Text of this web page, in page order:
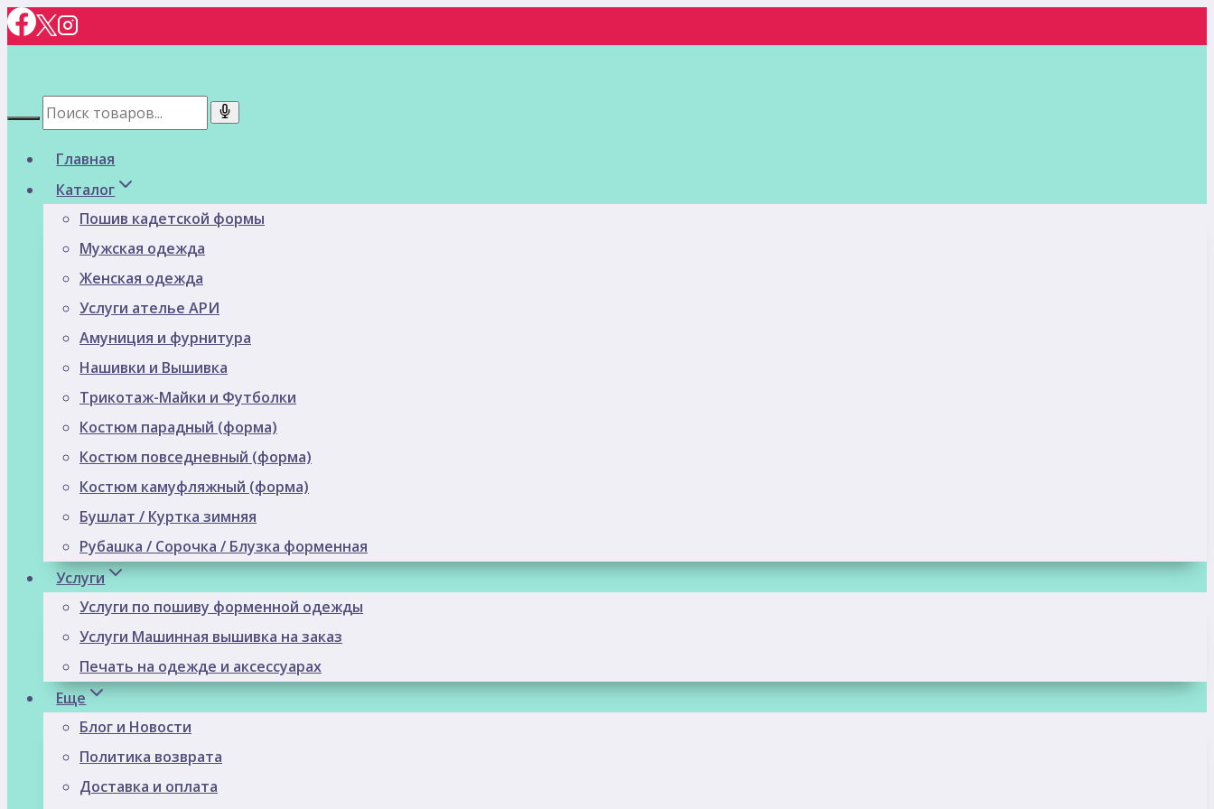
Перейти
к
Главная
Каталог
Пошив кадетской формы
Мужская одежда
Женская одежда
Услуги ателье АРИ
Амуниция и фурнитура
Нашивки и Вышивка
Трикотаж-Майки и Футболки
Костюм парадный (форма)
Костюм повседневный (форма)
Костюм камуфляжный (форма)
Бушлат / Куртка зимняя
Рубашка / Сорочка / Блузка форменная
Услуги
Услуги по пошиву форменной одежды
Услуги Машинная вышивка на заказ
Печать на одежде и аксессуарах
Еще
Блог и Новости
Политика возврата
Доставка и оплата